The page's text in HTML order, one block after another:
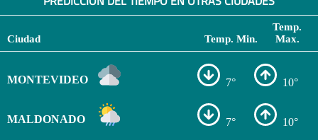
Ciudad Temp. Min.
Temp.
Max.
MONTEVIDEO 7° 10°
MALDONADO 7° 10°